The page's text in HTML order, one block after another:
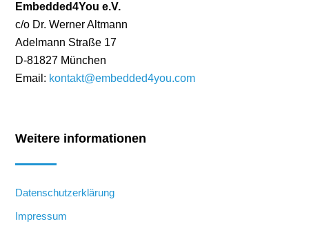
Embedded4You e.V.
c/o Dr. Werner Altmann
Adelmann Straße 17
D-81827 München
Email: kontakt@embedded4you.com
Weitere informationen
Datenschutzerklärung
Impressum